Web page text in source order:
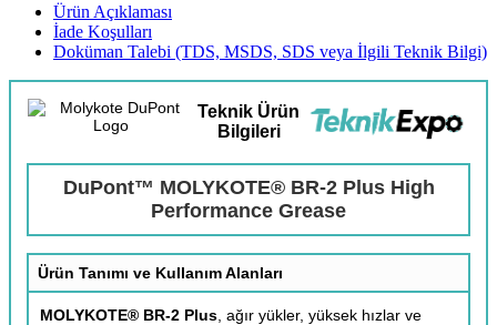
Ürün Açıklaması
İade Koşulları
Doküman Talebi (TDS, MSDS, SDS veya İlgili Teknik Bilgi)
Teknik Ürün
Bilgileri
DuPont™ MOLYKOTE® BR-2 Plus High
Performance Grease
Ürün Tanımı ve Kullanım Alanları
MOLYKOTE® BR-2 Plus , ağır yükler, yüksek hızlar ve